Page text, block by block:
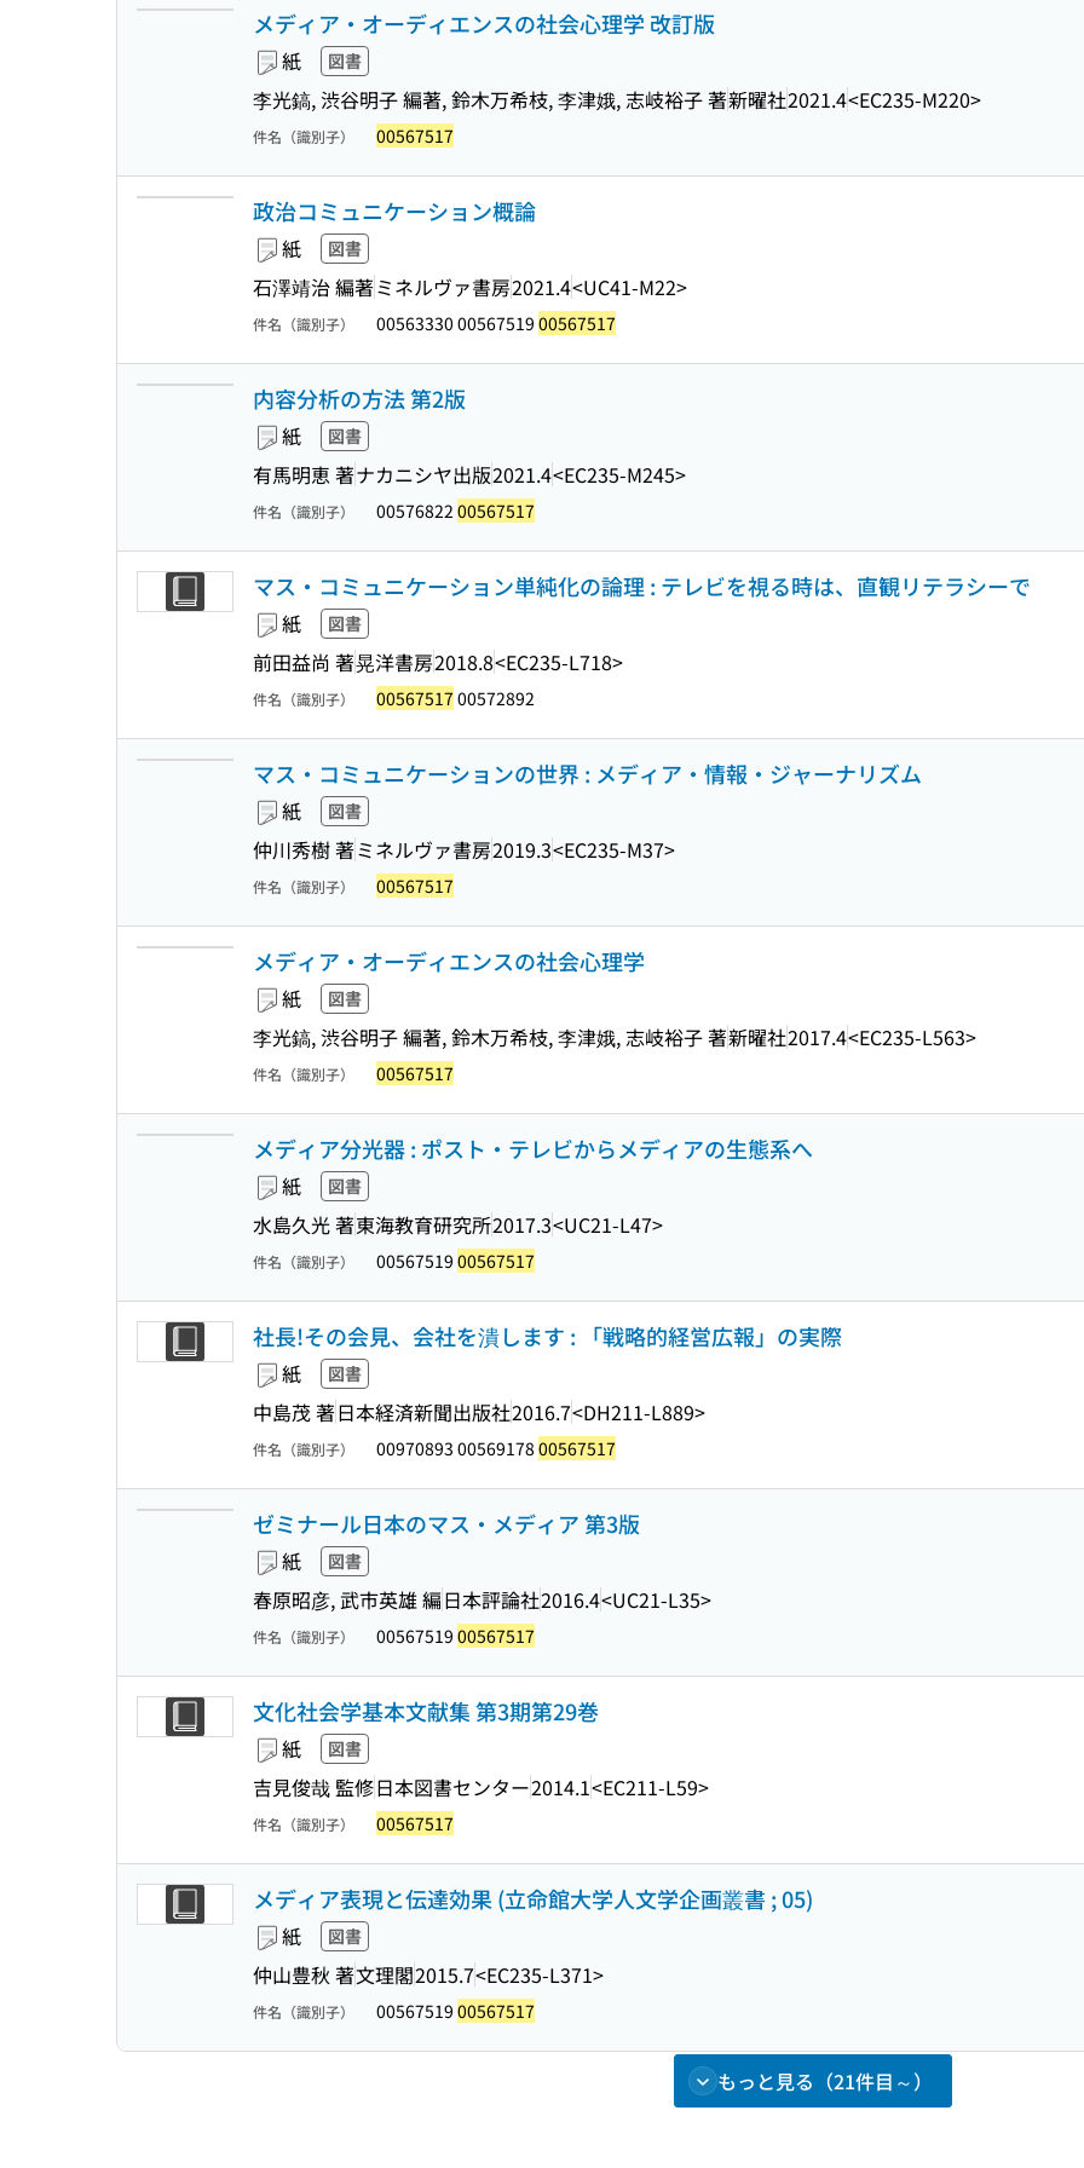
メディア・オーディエンスの社会心理学 改訂版
紙 図書
李光鎬, 渋谷明子 編著, 鈴木万希枝, 李津娥, 志岐裕子 著新曜社2021.4<EC235-M220>
件名（識別子） 00567517
政治コミュニケーション概論
紙 図書
石澤靖治 編著ミネルヴァ書房2021.4<UC41-M22>
件名（識別子） 00563330 00567519 00567517
内容分析の方法 第2版
紙 図書
有馬明恵 著ナカニシヤ出版2021.4<EC235-M245>
件名（識別子） 00576822 00567517
マス・コミュニケーション単純化の論理 : テレビを視る時は、直観リテラシーで
紙 図書
前田益尚 著晃洋書房2018.8<EC235-L718>
件名（識別子） 00567517 00572892
マス・コミュニケーションの世界 : メディア・情報・ジャーナリズム
紙 図書
仲川秀樹 著ミネルヴァ書房2019.3<EC235-M37>
件名（識別子） 00567517
メディア・オーディエンスの社会心理学
紙 図書
李光鎬, 渋谷明子 編著, 鈴木万希枝, 李津娥, 志岐裕子 著新曜社2017.4<EC235-L563>
件名（識別子） 00567517
メディア分光器 : ポスト・テレビからメディアの生態系へ
紙 図書
水島久光 著東海教育研究所2017.3<UC21-L47>
件名（識別子） 00567519 00567517
社長!その会見、会社を潰します : 「戦略的経営広報」の実際
紙 図書
中島茂 著日本経済新聞出版社2016.7<DH211-L889>
件名（識別子） 00970893 00569178 00567517
ゼミナール日本のマス・メディア 第3版
紙 図書
春原昭彦, 武市英雄 編日本評論社2016.4<UC21-L35>
件名（識別子） 00567519 00567517
文化社会学基本文献集 第3期第29巻
紙 図書
吉見俊哉 監修日本図書センター2014.1<EC211-L59>
件名（識別子） 00567517
メディア表現と伝達効果 (立命館大学人文学企画叢書 ; 05)
紙 図書
仲山豊秋 著文理閣2015.7<EC235-L371>
件名（識別子） 00567519 00567517
もっと見る（21件目～）